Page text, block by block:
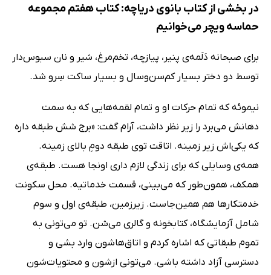
در بخشی از کتاب بانوی دریاچه: کتاب هفتم مجموعه
حماسه ویچر می‌خوانیم
برای صبحانه دَلَمه‌ی پنیر، پیازچه، تخم‌مرغ، شیر و نان سبوس‌دار
توسط دو دختر بسیار کم‌سن‌وسال و بسیار ساکت سِرو شد.
نیموئه که تمام حرکات او و تمام لقمه‌هایی که به سمت
دهانش می‌برد را زیر نظر داشت، آرام گفت: «برج شش طبقه داره
که یکی‌اش زیر زمینه. اتاقت توی طبقه دومِ بالای زمینه.
همه‌ی وسایلی که برای زندگی لازم داری اونجا هست. طبقه‌ی
همکف، همون‌طور که می‌بینی، قسمت خدماتیه. محل سکونت
خدمتکارها هم همین‌جاست. زیرزمین، طبقه‌ی اول و سوم
شامل آزمایشگاه، کتابخونه و گالری می‌شن. تو می‌تونی به
تموم طبقاتی که اشاره کردم و اتاق‌هاشون وارد بشی و
دسترسی آزاد داشته باشی. می‌تونی ازشون و محتویات‌شون